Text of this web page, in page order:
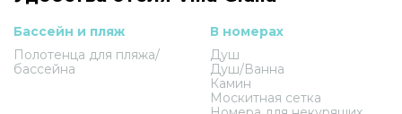
Бассейн и пляж
Полотенца для пляжа/
бассейна
В номерах
Душ
Душ/Ванна
Камин
Москитная сетка